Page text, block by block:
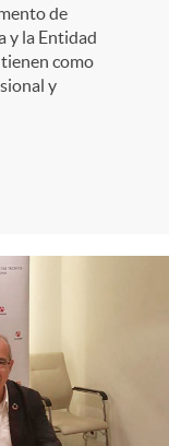
de
y la Entidad
como
y